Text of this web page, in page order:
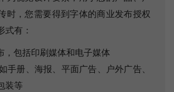
时，您需要得到字体的商业发布授权
式有：
，包括印刷媒体和电子媒体
手册、海报、平面广告、户外广告、
装等